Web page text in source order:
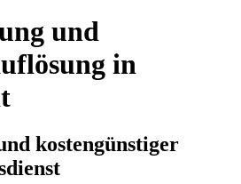
und
in
kostengünstiger